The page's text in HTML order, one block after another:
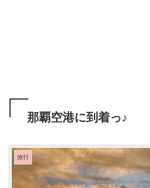
那覇空港に到着っ♪
旅行